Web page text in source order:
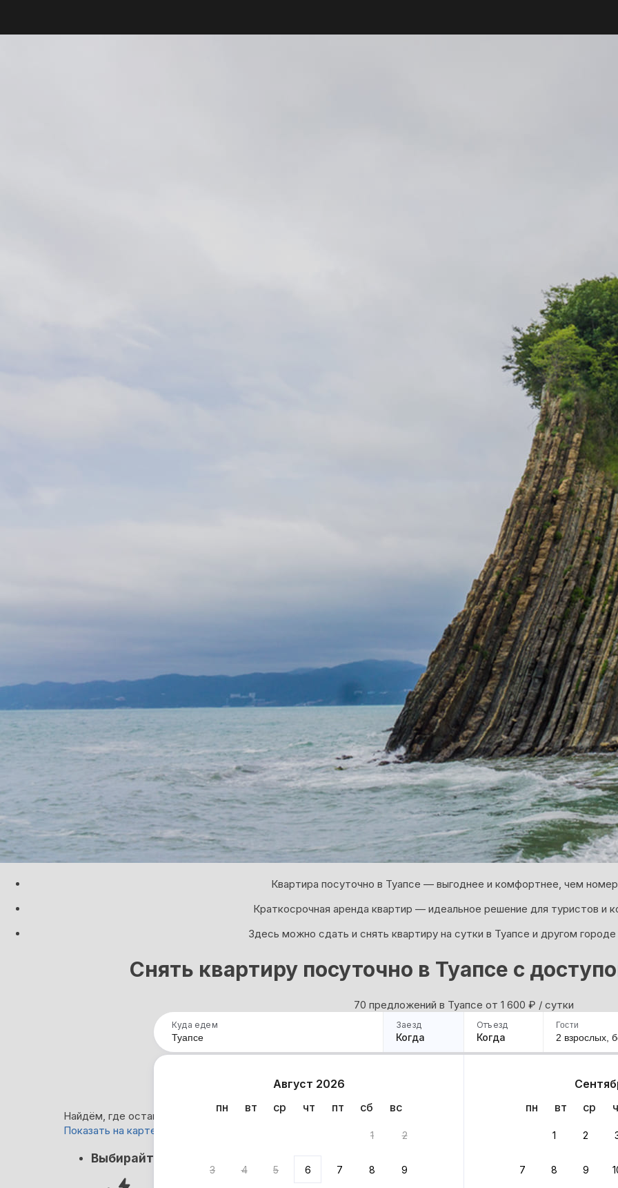
Квартира посуточно в Туапсе — выгоднее и комфортнее, чем номер
Краткосрочная аренда квартир — идеальное решение для туристов и
Здесь можно сдать и снять квартиру на сутки в Туапсе и другом
Снять квартиру посуточно в Туапсе с
70 предложений в Туапсе oт 1 600 ₽ / сутки
Куда едем Заезд
Когда
Отъезд
Когда
Август 2026
пн
вт ср чт пт сб вс
1 2
3 4 5 6 7 8 9
пн
вт ср
1 2
7 8 9
Гости
2 взрослых,
Найдём, где остановиться в Туапсе: 70 вариантов
Показать на карте
Выбирайте лучшее
Вернём бонусами